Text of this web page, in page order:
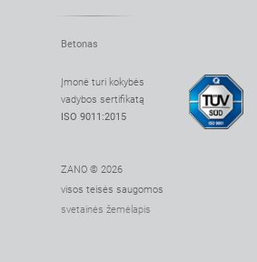
Betonas
Įmonė turi kokybės
vadybos sertifikatą
ISO 9011:2015
ZANO © 2026
visos teisės saugomos
svetainės žemėlapis